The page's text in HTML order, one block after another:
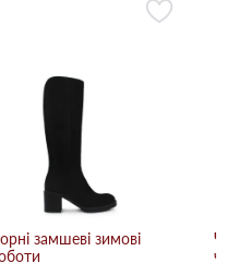
замшеві зимові